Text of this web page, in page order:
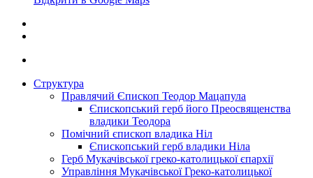
Структура
Правлячий Єпископ Теодор Мацапула
Єпископський герб його Преосвященства
владики Теодора
Помічний єпископ владика Ніл
Єпископський герб владики Ніла
Герб Мукачівської греко-католицької єпархії
Управління Мукачівської Греко-католицької